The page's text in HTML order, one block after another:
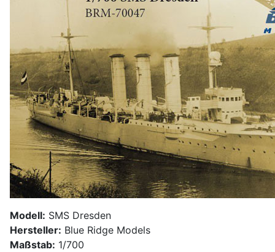
Modell: SMS Dresden
Hersteller: Blue Ridge Models
Maßstab: 1/700